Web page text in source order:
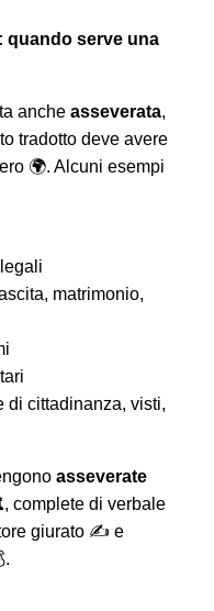
quando serve una
anche asseverata,
tradotto deve avere
🌍. Alcuni esempi
matrimonio,
di cittadinanza, visti,
asseverate
complete di verbale
giurato ✍️ e